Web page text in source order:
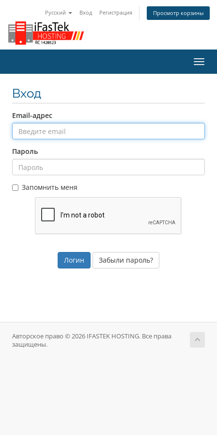
Русский Вход Регистрация Просмотр корзины
Вход
Email-адрес
Пароль
Запомнить меня
Забыли пароль?
Авторское право © 2026 IFASTEK HOSTING. Все права
защищены.